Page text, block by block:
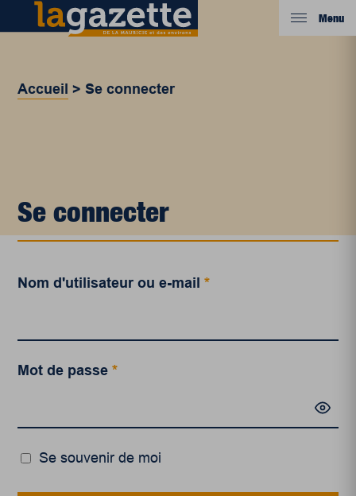
Menu
Accueil >Se connecter
Se connecter
Nom d'utilisateur ou e-mail*
Mot de passe*
Se souvenir de moi